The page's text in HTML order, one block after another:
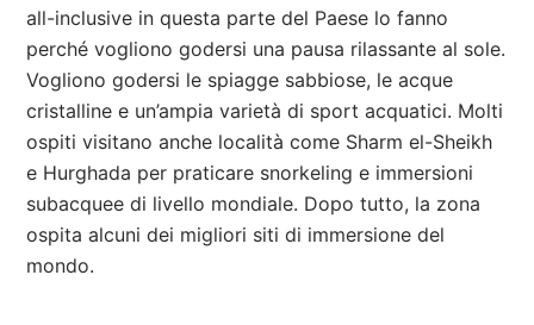
all-inclusive in questa parte del Paese lo fanno
perché vogliono godersi una pausa rilassante al sole.
Vogliono godersi le spiagge sabbiose, le acque
cristalline e un’ampia varietà di sport acquatici. Molti
ospiti visitano anche località come Sharm el-Sheikh
e Hurghada per praticare snorkeling e immersioni
subacquee di livello mondiale. Dopo tutto, la zona
ospita alcuni dei migliori siti di immersione del
mondo.